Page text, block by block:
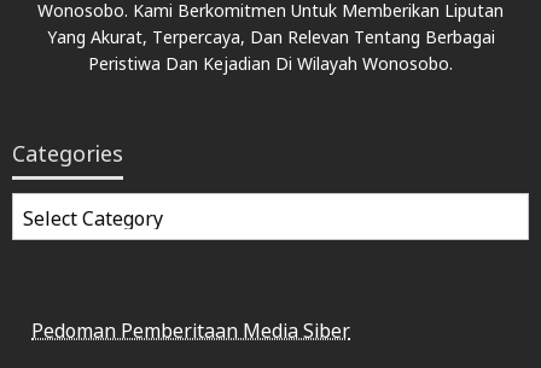
Wonosobo. Kami Berkomitmen Untuk Memberikan Liputan
Yang Akurat, Terpercaya, Dan Relevan Tentang Berbagai
Peristiwa Dan Kejadian Di Wilayah Wonosobo.
Categories
Categories
Pedoman Pemberitaan Media Siber